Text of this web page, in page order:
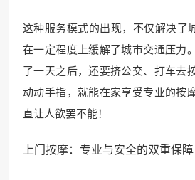
这种服务模式的出现，不仅解决了
在一定程度上缓解了城市交通压力
了一天之后，还要挤公交、打车去
动动手指，就能在家享受专业的按
直让人欲罢不能！
上门按摩：专业与安全的双重保障